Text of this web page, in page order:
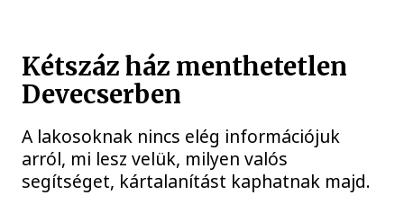
Kétszáz ház menthetetlen
Devecserben
A lakosoknak nincs elég információjuk
arról, mi lesz velük, milyen valós
segítséget, kártalanítást kaphatnak majd.